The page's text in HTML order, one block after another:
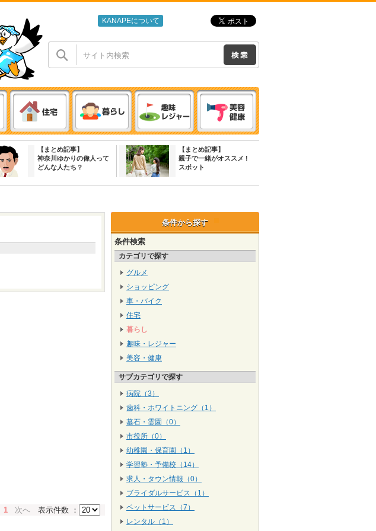
KANAPEについて
【まとめ記事】
神奈川ゆかりの偉人って
どんな人たち？
【まとめ記事】
親子で一緒がオススメ !
スポット
条件から探す
条件検索
カテゴリで探す
グルメ
ショッピング
車・バイク
住宅
暮らし
趣味・レジャー
美容・健康
サブカテゴリで探す
病院（3）
歯科・ホワイトニング（1）
墓石・霊園（0）
市役所（0）
幼稚園・保育園（1）
学習塾・予備校（14）
求人・タウン情報（0）
ブライダルサービス（1）
ペットサービス（7）
レンタル（1）
1 次へ 表示件数 ：